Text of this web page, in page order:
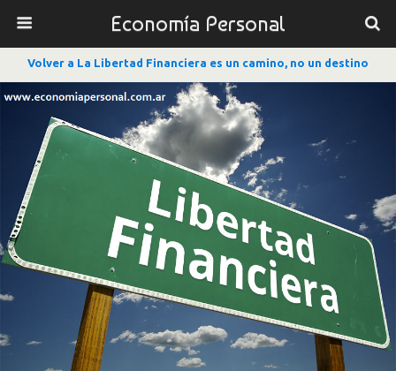
Economía Personal
Volver a La Libertad Financiera es un camino, no un destino